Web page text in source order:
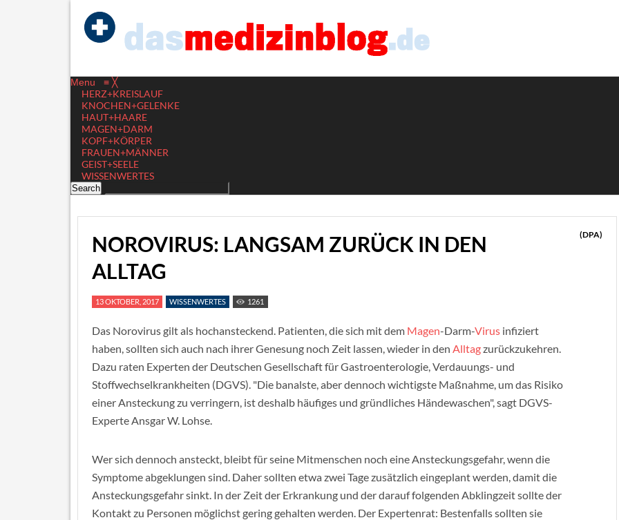
Menu ≡ ╳
HERZ+KREISLAUF
KNOCHEN+GELENKE
HAUT+HAARE
MAGEN+DARM
KOPF+KÖRPER
FRAUEN+MÄNNER
GEIST+SEELE
WISSENWERTES
NOROVIRUS: LANGSAM ZURÜCK IN DEN
ALLTAG
(DPA)
13 OKTOBER, 2017 WISSENWERTES 1261
Das Norovirus gilt als hochansteckend. Patienten, die sich mit dem Magen-Darm-Virus infiziert
haben, sollten sich auch nach ihrer Genesung noch Zeit lassen, wieder in den Alltagzurückzukehren.
Dazu raten Experten der Deutschen Gesellschaft für Gastroenterologie, Verdauungs- und
Stoffwechselkrankheiten (DGVS). "Die banalste, aber dennoch wichtigste Maßnahme, um das Risiko
einer Ansteckung zu verringern, ist deshalb häufiges und gründliches Händewaschen", sagt DGVS-
Experte Ansgar W. Lohse.
Wer sich dennoch ansteckt, bleibt für seine Mitmenschen noch eine Ansteckungsgefahr, wenn die
Symptome abgeklungen sind. Daher sollten etwa zwei Tage zusätzlich eingeplant werden, damit die
Ansteckungsgefahr sinkt. In der Zeit der Erkrankung und der darauf folgenden Abklingzeit sollte der
Kontakt zu Personen möglichst gering gehalten werden. Der Expertenrat: Bestenfalls sollten sie